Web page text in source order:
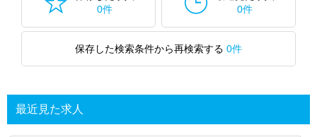
0件
0件
保存した検索条件から再検索する 0件
最近見た求人